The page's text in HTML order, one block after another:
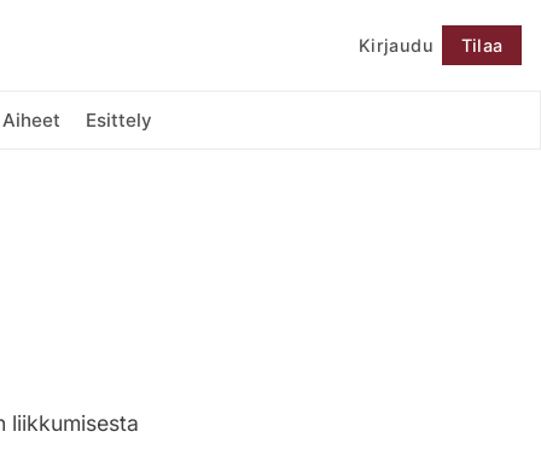
Kirjaudu Tilaa
Aiheet Esittely
Seuraa
liikkumisesta